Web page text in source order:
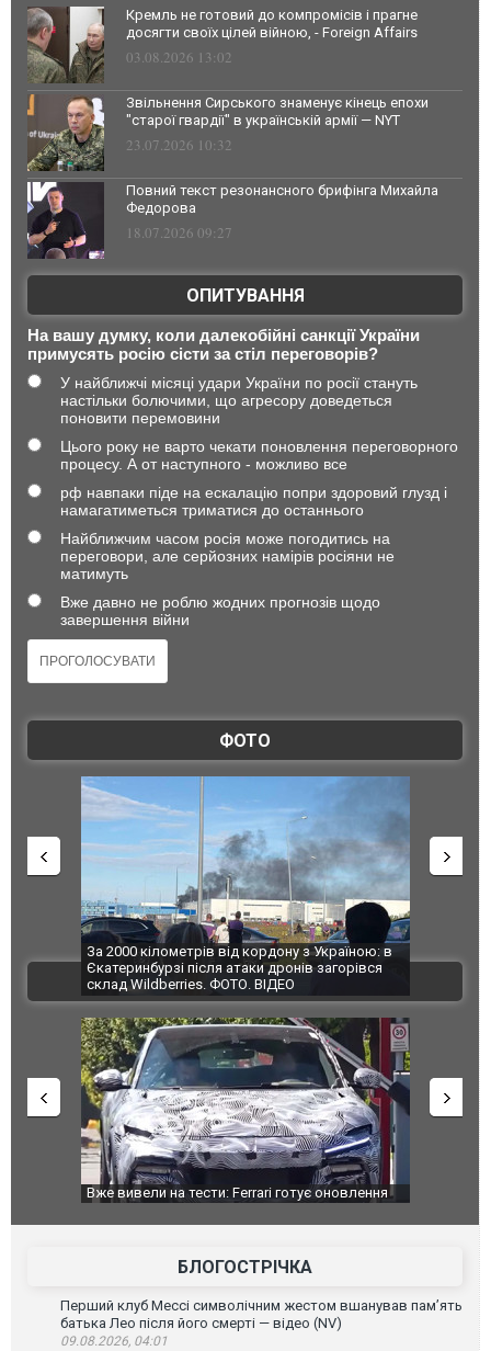
Кремль не готовий до компромісів і прагне
досягти своїх цілей війною, - Foreign Affairs
03.08.2026 13:02
Звільнення Сирського знаменує кінець епохи
"старої гвардії" в українській армії — NYT
23.07.2026 10:32
Повний текст резонансного брифінга Михайла
Федорова
18.07.2026 09:27
ОПИТУВАННЯ
На вашу думку, коли далекобійні санкції України
примусять росію сісти за стіл переговорів?
У найближчі місяці удари України по росії стануть
настільки болючими, що агресору доведеться
поновити перемовини
Цього року не варто чекати поновлення переговорного
процесу. А от наступного - можливо все
рф навпаки піде на ескалацію попри здоровий глузд і
намагатиметься триматися до останнього
Найближчим часом росія може погодитись на
переговори, але серйозних намірів росіяни не
матимуть
Вже давно не роблю жодних прогнозів щодо
завершення війни
ФОТО
За 2000 кілометрів від кордону з Україною: в
Єкатеринбурзі після атаки дронів загорівся
склад Wildberries. ФОТО. ВІДЕО
"Мої
ВІДЕО
Вже вивели на тести: Ferrari готує оновлення
Вийшов
фільму
БЛОГОСТРІЧКА
Перший клуб Мессі символічним жестом вшанував пам’ять
батька Лео після його смерті — відео (NV)
09.08.2026, 04:01